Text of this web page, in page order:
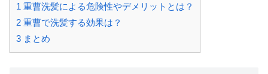
1 重曹洗髪による危険性やデメリットとは？
2 重曹で洗髪する効果は？
3 まとめ